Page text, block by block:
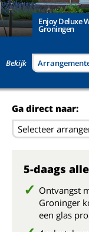
Enjoy Deluxe
Groningen
Bekijk
Ga direct naar:
Selecteer
5-daags
Ontvangst
Groninger
een glas